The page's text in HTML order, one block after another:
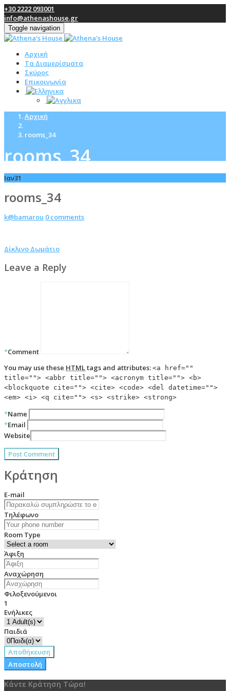
+30 2222 093001
info@athenashouse.gr
Toggle navigation
Αρχική
Τα Διαμερίσματα
Σκύρος
Επικοινωνία
Αρχική
rooms_34
rooms_34
Ιαν31
rooms_34
k@bamarou 0 comments
Δίκλινο Δωμάτιο
Leave a Reply
*Comment
You may use these HTMLtags and attributes: <a href=""
title=""> <abbr title=""> <acronym title=""> <b>
<blockquote cite=""> <cite> <code> <del datetime="">
<em> <i> <q cite=""> <s> <strike> <strong>
*Name
*Email
Website
Κράτηση
E-mail
Τηλέφωνο
Room Type
Άφιξη
Αναχώρηση
Φιλοξενούμενοι
1
Ενήλικες
Παιδιά
Αποθήκευση
Αποστολή
Κάντε Κράτηση Τώρα!